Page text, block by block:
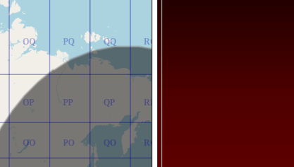
OO
OP
OQ
PO
PP
PQ
QO
QP
QQ
RO
RP
RQ